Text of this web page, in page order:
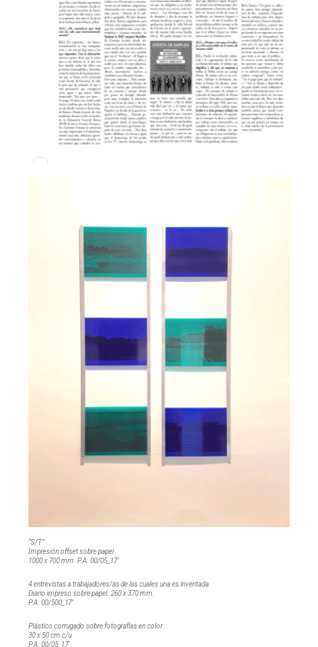
“S/T”
Impresión offset sobre papel
1000 x 700 mm. P.A. 00/05_17’
4 entrevistas a trabajadores/as de las cuales una es inventada
Diario impreso sobre papel. 260 x 370 mm.
P.A. 00/500_17’
Plástico corrugado sobre fotografías en color
30 x 50 cm c/u
P.A. 00/05_17’